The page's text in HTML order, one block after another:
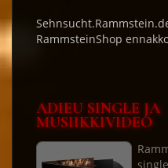
RammsteinShop
ADIEU SINGLE JA
MUSIIKKIVIDEO